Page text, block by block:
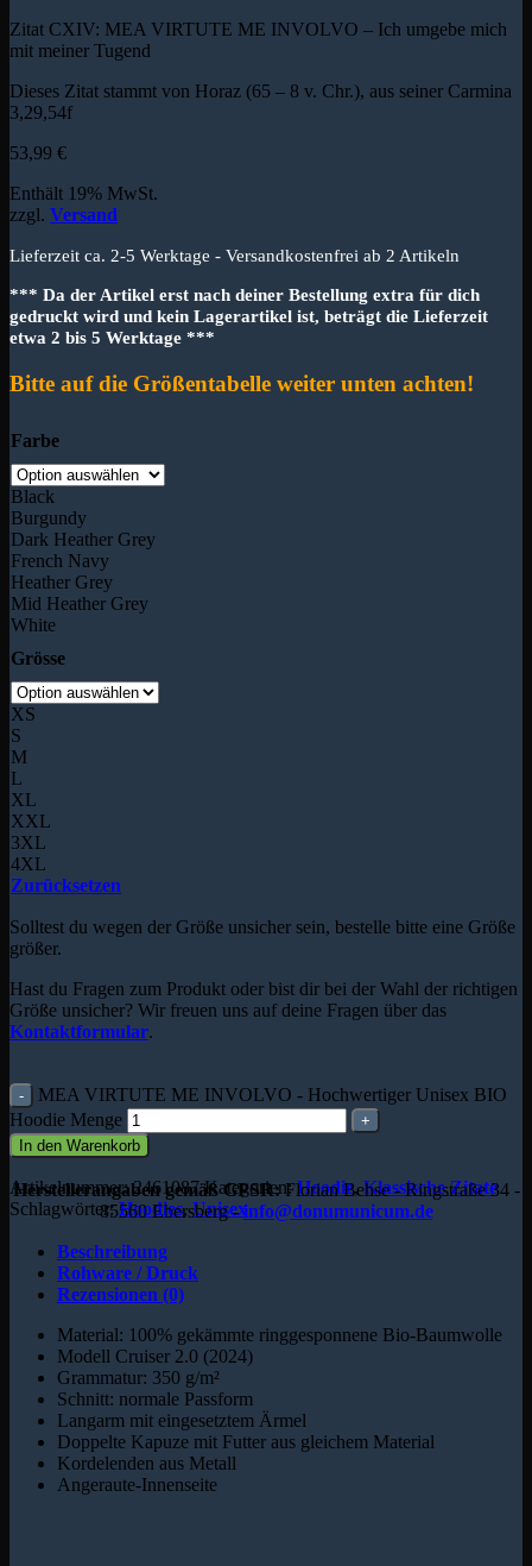
Zitat CXIV: MEA VIRTUTE ME INVOLVO – Ich umgebe mich
mit meiner Tugend
Dieses Zitat stammt von Horaz (65 – 8 v. Chr.), aus seiner Carmina
3,29,54f
53,99 €
Enthält 19% MwSt.
zzgl. Versand
Lieferzeit ca. 2-5 Werktage - Versandkostenfrei ab 2 Artikeln
*** Da der Artikel erst nach deiner Bestellung extra für dich
gedruckt wird und kein Lagerartikel ist, beträgt die Lieferzeit
etwa 2 bis 5 Werktage ***
Bitte auf die Größentabelle weiter unten achten!
Farbe
Black
Burgundy
Dark Heather Grey
French Navy
Heather Grey
Mid Heather Grey
White
Grösse
XS
S
M
L
XL
XXL
3XL
4XL
Zurücksetzen
Solltest du wegen der Größe unsicher sein, bestelle bitte eine Größe
größer.
Hast du Fragen zum Produkt oder bist dir bei der Wahl der richtigen
Größe unsicher? Wir freuen uns auf deine Fragen über das
Kontaktformular.
MEA VIRTUTE ME INVOLVO - Hochwertiger Unisex BIO
Hoodie Menge
In den Warenkorb
Artikelnummer:2461087 Kategorien:Hoodie,Klassische Zitate
Schlagwörter:Hoodies,Unisex
Herstellerangaben gemäß GPSR:Florian Behse - Ringstraße 34 -
85560 Ebersberg -info@donumunicum.de
Beschreibung
Rohware / Druck
Rezensionen (0)
Material: 100% gekämmte ringgesponnene Bio-Baumwolle
Modell Cruiser 2.0 (2024)
Grammatur: 350 g/m²
Schnitt: normale Passform
Langarm mit eingesetztem Ärmel
Doppelte Kapuze mit Futter aus gleichem Material
Kordelenden aus Metall
Angeraute-Innenseite